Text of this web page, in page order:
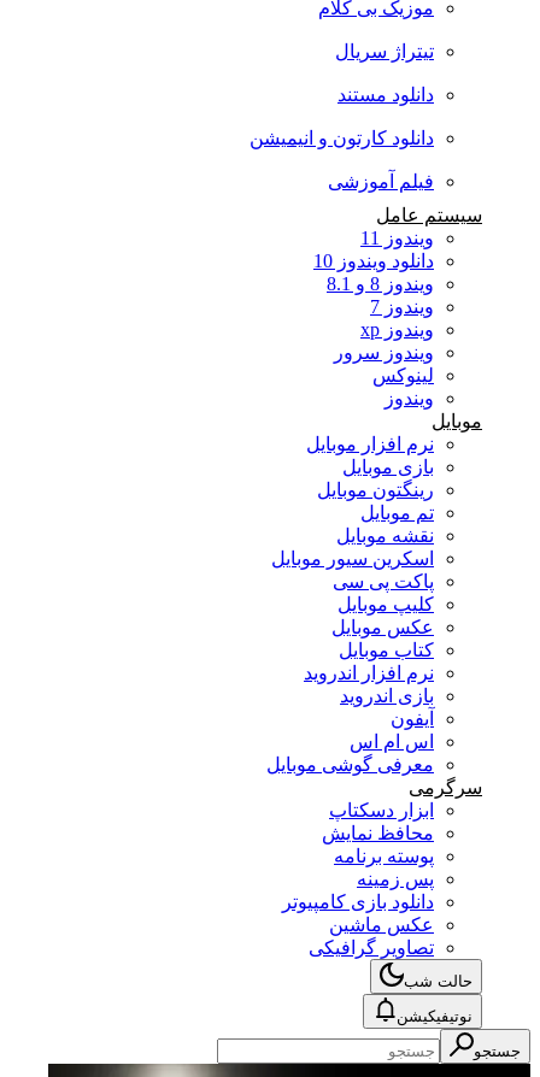
موزیک بی کلام
تیتراژ سریال
دانلود مستند
دانلود کارتون و انیمیشن
فیلم آموزشی
سیستم عامل
ویندوز 11
دانلود ویندوز 10
ویندوز 8 و 8.1
ویندوز 7
ویندوز xp
ویندوز سرور
لینوکس
ویندوز
موبایل
نرم افزار موبایل
بازی موبایل
رینگتون موبایل
تم موبایل
نقشه موبایل
اسکرین سیور موبایل
پاکت پی سی
کلیپ موبایل
عکس موبایل
کتاب موبایل
نرم افزار اندروید
بازی اندروید
آیفون
اس ام اس
معرفی گوشی موبایل
سرگرمی
ابزار دسکتاپ
محافظ نمایش
پوسته برنامه
پس زمینه
دانلود بازی کامپیوتر
عکس ماشین
تصاویر گرافیکی
حالت شب
نوتیفیکیشن
جستجو